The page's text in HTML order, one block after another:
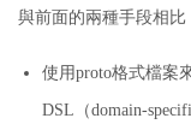
與前面的兩種手段相比
使用proto格式檔案
DSL（domain-